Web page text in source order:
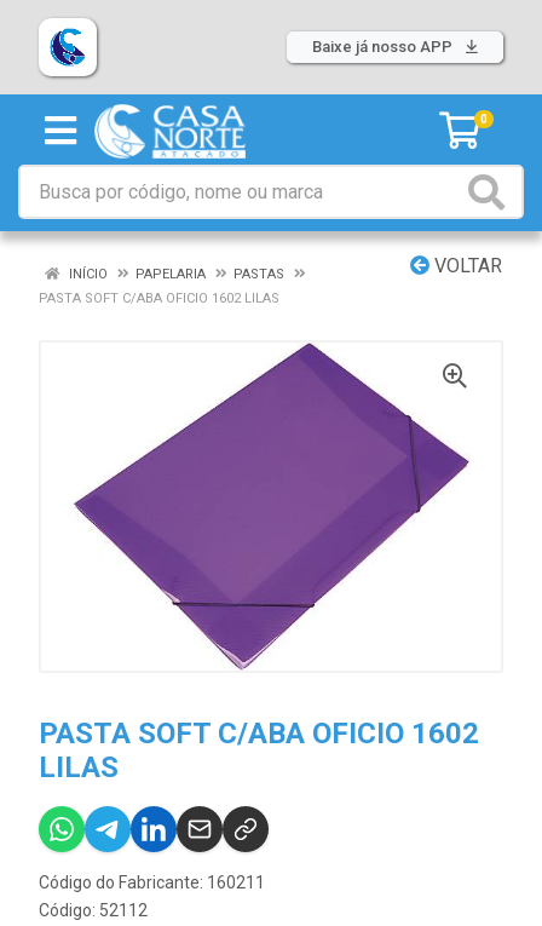
Baixe já nosso APP
0
VOLTAR
INÍCIO PAPELARIA
PASTAS
PASTA SOFT C/ABA OFICIO 1602 LILAS
PASTA SOFT C/ABA OFICIO 1602
LILAS
Código do Fabricante: 160211
Código: 52112